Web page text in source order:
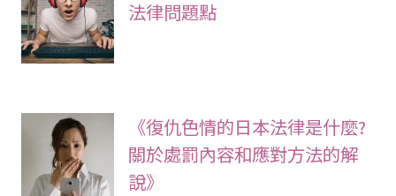
法律問題點
《復仇色情的日本法律是什麼?
關於處罰內容和應對方法的解
說》